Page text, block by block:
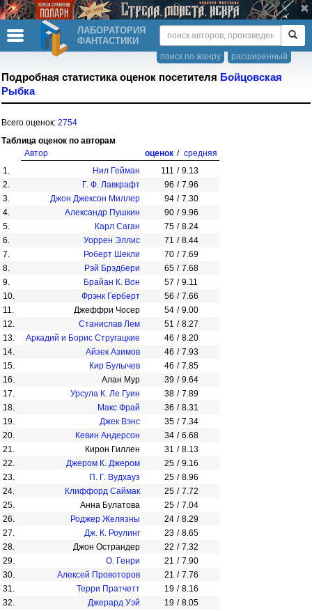
ЛАБОРАТОРИЯ
ФАНТАСТИКИ
расширенный
поиск по жанру
Подробная статистика оценок посетителя Бойцовская
Рыбка
Всего оценок: 2754
Таблица оценок по авторам
Автор
оценок / средняя
1.
Нил Гейман 111 / 9.13
2.
Г. Ф. Лавкрафт 96 / 7.96
3.
Джон Джексон Миллер 94 / 7.30
4.
Александр Пушкин 90 / 9.96
5.
Карл Саган 75 / 8.24
6.
Уоррен Эллис 71 / 8.44
7.
Роберт Шекли 70 / 7.69
8.
Рэй Брэдбери 65 / 7.68
9.
Брайан К. Вон 57 / 9.11
10.
Фрэнк Герберт 56 / 7.66
11.
Джеффри Чосер 54 / 9.00
12.
Станислав Лем 51 / 8.27
13.
Аркадий и Борис Стругацкие 46 / 8.20
14.
Айзек Азимов 46 / 7.93
15.
Кир Булычев 46 / 7.85
16.
Алан Мур 39 / 9.64
17.
Урсула К. Ле Гуин 38 / 7.89
18.
Макс Фрай 36 / 8.31
19.
Джек Вэнс 35 / 7.34
20.
Кевин Андерсон 34 / 6.68
21.
Кирон Гиллен 31 / 8.13
22.
Джером К. Джером 25 / 9.16
23.
П. Г. Вудхауз 25 / 8.96
24.
Клиффорд Саймак 25 / 7.72
25.
Анна Булатова 25 / 7.04
26.
Роджер Желязны 24 / 8.29
27.
Дж. К. Роулинг 23 / 8.65
28.
Джон Острандер 22 / 7.32
29.
О. Генри 21 / 7.90
30.
Алексей Провоторов 21 / 7.76
31.
Терри Пратчетт 19 / 8.16
32.
Джерард Уэй 19 / 8.05